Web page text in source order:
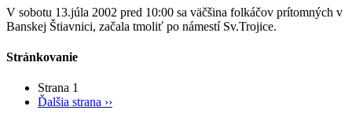
V sobotu 13.júla 2002 pred 10:00 sa väčšina folkáčov prítomných v
Banskej Štiavnici, začala tmoliť po námestí Sv.Trojice.
Stránkovanie
Strana 1
Ďalšia strana ››